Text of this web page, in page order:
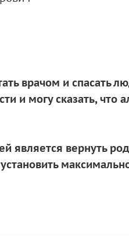
врачом и спасать
и могу сказать,
является вернуть